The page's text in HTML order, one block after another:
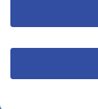
© VBL 2026